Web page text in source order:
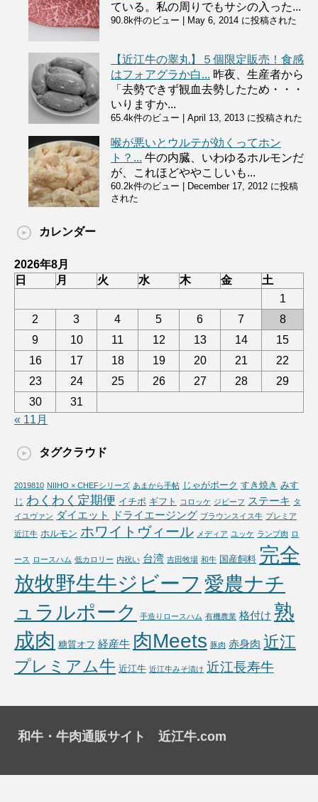
ている。私の周りでもサシの入った...
90.8k件のビュー May 6, 2014 に投稿された
【近江牛の睾丸】５個限定販売！食感
はフォアグラか白... 昨夜、生産者から
「去勢できず観血去勢したため・・・
いりますか...
65.4k件のビュー April 13, 2013 に投稿された
喉が悪いとウルテが効くってホン
ト？... 牛の内臓、いわゆるホルモンだ
が、これほどややこしいも...
60.2k件のビュー
December 17, 2012 に投稿
された
カレンダー
2026年8月
日
月 火 水 木 金
土
1
2
3 4 5 6 7
8
9
10 11 12 13 14
15
16
17 18 19 20 21
22
23
24 25 26 27 28
29
30
31
« 11月
タグクラウド
2019810 NIIHO × CHEFシリーズ あまから手帖 じゃがポーク すき焼き みす
じ わくわく定期便 イチボ ギフト コロッケ ジビーフ ステーキ タ
イユヴァン ダイエット ドライエージング ブラウンスイス牛 プレミア
近江牛 ホルモン ホワイトヴィール メディア ユッケ ランプ肉 ロ
ース ロースハム 低カロリー 内祝い 台湾 吉田牧場 和牛 国産飼料 完全
放牧野生牛ジビーフ 愛農ナチ
ュラルポーク
手造りロースハム 有機農業 格付け 熟
成肉 糖質オフ 経産牛 肉Meets 豚肉 赤身肉 近江
プレミアム牛 近江牛 近江牛みそ漬け 近江長寿牛
和牛・牛肉通販サイト 近江牛.com